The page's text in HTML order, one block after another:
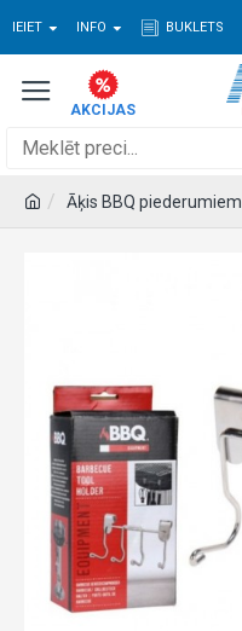
IEIET INFO BUKLETS
Āķis BBQ piederumiem